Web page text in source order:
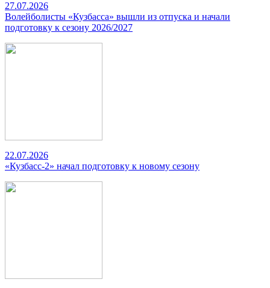
27.07.2026
Волейболисты «Кузбасса» вышли из отпуска и начали
подготовку к сезону 2026/2027
22.07.2026
«Кузбасс-2» начал подготовку к новому сезону